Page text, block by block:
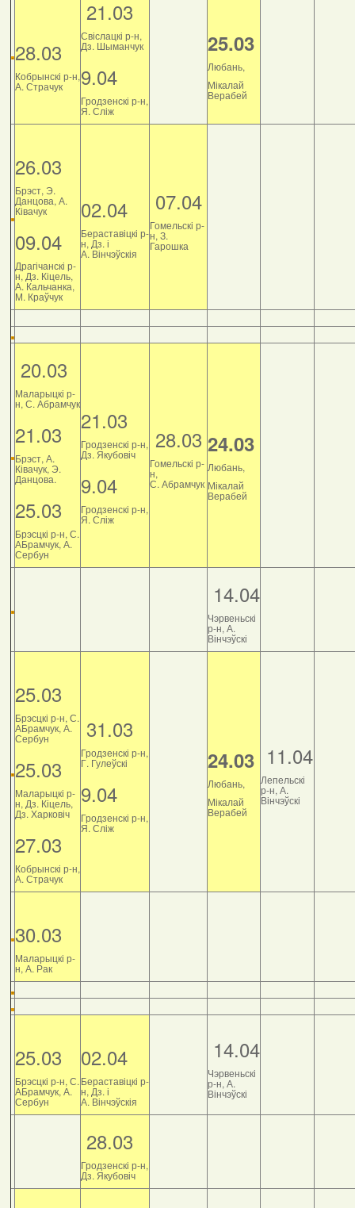
28.03
Кобрынскі р-н,
А. Страчук
21.03
Свіслацкі р-н,
Дз. Шыманчук
9.04
Гродзенскі р-н,
Я. Сліж
25.03
Любань,
Мікалай
Верабей
26.03
Брэст, Э.
Данцова, А.
Ківачук
09.04
Драгічанскі р-
н, Дз. Кіцель,
А. Кальчанка,
М. Краўчук
02.04
Бераставіцкі р-
н, Дз. і
А. Вінчэўскія
07.04
Гомельскі р-
н, З.
Гарошка
20.03
Маларыцкі р-
н, С. Абрамчук
21.03
Брэст, А.
Ківачук, Э.
Данцова.
25.03
Брэсцкі р-н, С.
АБрамчук, А.
Сербун
21.03
Гродзенскі р-н,
Дз. Якубовіч
9.04
Гродзенскі р-н,
Я. Сліж
28.03
Гомельскі р-
н,
С. Абрамчук
24.03
Любань,
Мікалай
Верабей
14.04
Чэрвеньскі
р-н, А.
Вінчэўскі
25.03
Брэсцкі р-н, С.
АБрамчук, А.
Сербун
25.03
Маларыцкі р-
н, Дз. Кіцель,
Дз. Харковіч
27.03
Кобрынскі р-н,
А. Страчук
31.03
Гродзенскі р-н,
Г. Гулеўскі
9.04
Гродзенскі р-н,
Я. Сліж
24.03
Любань,
Мікалай
Верабей
11.04
Лепельскі
р-н, А.
Вінчэўскі
30.03
Маларыцкі р-
н, А. Рак
25.03
Брэсцкі р-н, С.
АБрамчук, А.
Сербун
02.04
Бераставіцкі р-
н, Дз. і
А. Вінчэўскія
14.04
Чэрвеньскі
р-н, А.
Вінчэўскі
28.03
Гродзенскі р-н,
Дз. Якубовіч